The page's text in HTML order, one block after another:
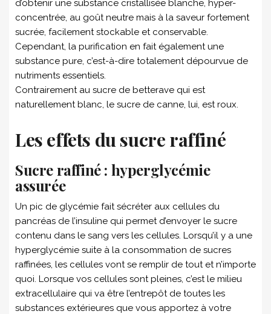
d’obtenir une substance cristallisée blanche, hyper-
concentrée, au goût neutre mais à la saveur fortement
sucrée, facilement stockable et conservable.
Cependant, la purification en fait également une
substance pure, c’est-à-dire totalement dépourvue de
nutriments essentiels.
Contrairement au sucre de betterave qui est
naturellement blanc, le sucre de canne, lui, est roux.
Les effets du sucre raffiné
Sucre raffiné : hyperglycémie
assurée
Un pic de glycémie fait sécréter aux cellules du
pancréas de l’insuline qui permet d’envoyer le sucre
contenu dans le sang vers les cellules. Lorsqu’il y a une
hyperglycémie suite à la consommation de sucres
raffinées, les cellules vont se remplir de tout et n’importe
quoi. Lorsque vos cellules sont pleines, c’est le milieu
extracellulaire qui va être l’entrepôt de toutes les
substances extérieures que vous apportez à votre